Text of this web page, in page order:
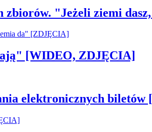
zbiorów. "Jeżeli ziemi
[WIDEO, ZDJĘCIA]
elektronicznych